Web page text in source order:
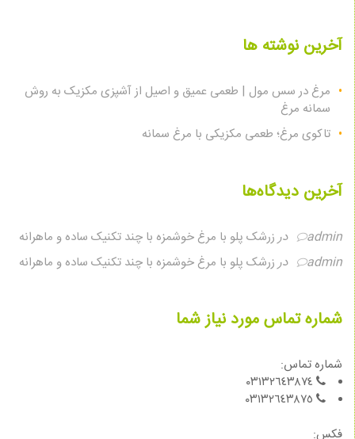
آخرین نوشته ها
مرغ در سس مول | طعمی عمیق و اصیل از آشپزی مکزیک به روش
سمانه مرغ
تاکوی مرغ؛ طعمی مکزیکی با مرغ سمانه
آخرین دیدگاه‌ها
admin در زرشک پلو با مرغ خوشمزه با چند تکنیک ساده و ماهرانه
admin
در زرشک پلو با مرغ خوشمزه با چند تکنیک ساده و ماهرانه
شماره تماس مورد نیاز شما
شماره تماس:
فكس: